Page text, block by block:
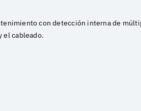
con detección interna de
el cableado.